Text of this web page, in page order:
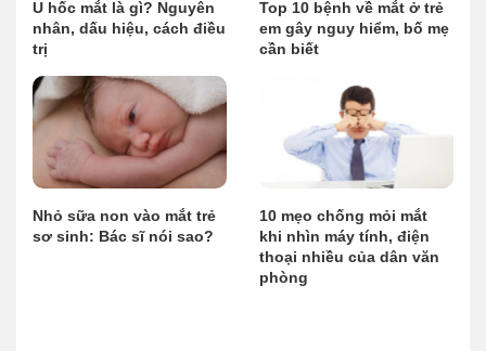
U hốc mắt là gì? Nguyên
nhân, dấu hiệu, cách điều
trị
Top 10 bệnh về mắt ở trẻ
em gây nguy hiểm, bố mẹ
cần biết
Nhỏ sữa non vào mắt trẻ
sơ sinh: Bác sĩ nói sao?
10 mẹo chống mỏi mắt
khi nhìn máy tính, điện
thoại nhiều của dân văn
phòng